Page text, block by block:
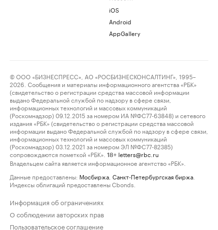
iOS
Android
AppGallery
© ООО «БИЗНЕСПРЕСС», АО «РОСБИЗНЕСКОНСАЛТИНГ», 1995–
2026. Сообщения и материалы информационного агентства «РБК»
(свидетельство о регистрации средства массовой информации
выдано Федеральной службой по надзору в сфере связи,
информационных технологий и массовых коммуникаций
(Роскомнадзор) 09.12.2015 за номером ИА №ФС77-63848) и сетевого
издания «РБК» (свидетельство о регистрации средства массовой
информации выдано Федеральной службой по надзору в сфере связи,
информационных технологий и массовых коммуникаций
(Роскомнадзор) 03.12.2021 за номером ЭЛ №ФС77-82385)
сопровождаются пометкой «РБК».
18+ letters@rbc.ru
Владельцем сайта является информационное агентство «РБК».
Данные предоставлены: Мосбиржа Санкт-Петербургская биржа
Индексы облигаций предоставлены Cbonds.
Информация об ограничениях
О соблюдении авторских прав
Пользовательское соглашение